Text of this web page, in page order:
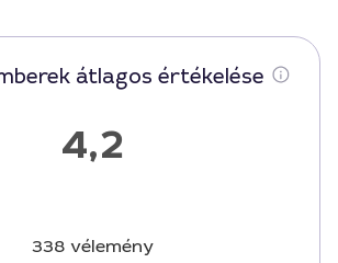
átlagos értékelése
4,2
338 vélemény